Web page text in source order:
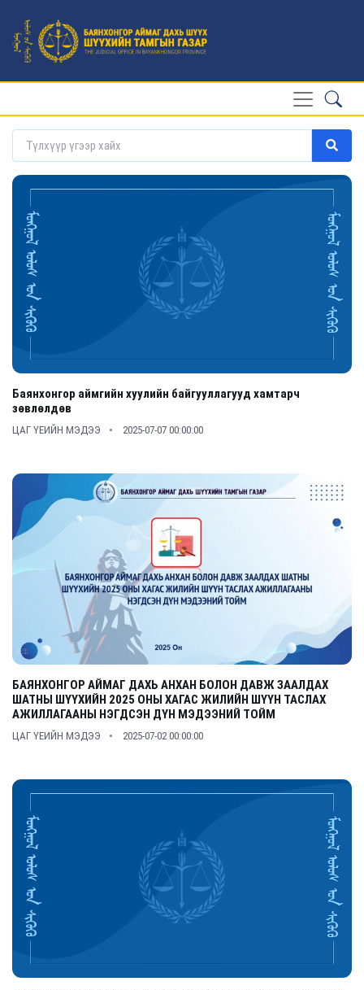
Баянхонгор аймгийн хуулийн байгууллагууд хамтарч
зөвлөлдөв
ЦАГ ҮЕИЙН МЭДЭЭ 2025-07-07 00:00:00
БАЯНХОНГОР АЙМАГ ДАХЬ АНХАН БОЛОН ДАВЖ ЗААЛДАХ
ШАТНЫ ШҮҮХИЙН 2025 ОНЫ ХАГАС ЖИЛИЙН ШҮҮН ТАСЛАХ
АЖИЛЛАГААНЫ НЭГДСЭН ДҮН МЭДЭЭНИЙ ТОЙМ
ЦАГ ҮЕИЙН МЭДЭЭ 2025-07-02 00:00:00